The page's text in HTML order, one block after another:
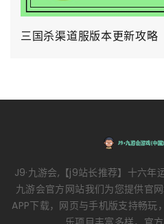
三国杀渠道服版本更新攻略
J9·九游会,【j9站长推荐】十六
九游会官方网站我们为您提供官
APP下载，网页与手机版支持畅